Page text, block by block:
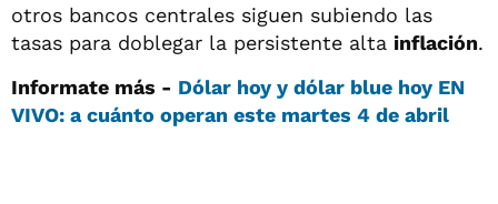
otros bancos centrales siguen subiendo las
tasas para doblegar la persistente alta inflación.
Informate más - Dólar hoy y dólar blue hoy EN
VIVO: a cuánto operan este martes 4 de abril